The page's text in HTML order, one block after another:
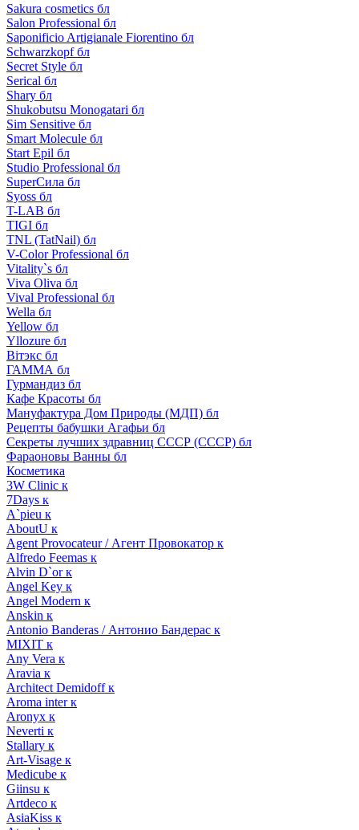
Sakura cosmetics бл
Salon Professional бл
Saponificio Artigianale Fiorentino бл
Schwarzkopf бл
Secret Style бл
Serical бл
Shary бл
Shukobutsu Monogatari бл
Sim Sensitive бл
Smart Molecule бл
Start Epil бл
Studio Professional бл
SuperСила бл
Syoss бл
T-LAB бл
TIGI бл
TNL (TatNail) бл
V-Color Professional бл
Vitality`s бл
Viva Oliva бл
Vival Professional бл
Wella бл
Yellow бл
Yllozure бл
Вiтэкс бл
ГАММА бл
Гурмандиз бл
Кафе Красоты бл
Мануфактура Дом Природы (МДП) бл
Рецепты бабушки Агафьи бл
Секреты лучших здравниц СССР (СССР) бл
Фараоновы Ванны бл
Косметика
3W Clinic к
7Days к
A`pieu к
AboutU к
Agent Provocateur / Агент Провокатор к
Alfredo Feemas к
Alvin D`or к
Angel Key к
Angel Modern к
Anskin к
Antonio Banderas / Антонио Бандерас к
MIXIT к
Any Vera к
Aravia к
Architect Demidoff к
Aroma inter к
Aronyx к
Neverti к
Stallary к
Art-Visage к
Medicube к
Giinsu к
Artdeco к
AsiaKiss к